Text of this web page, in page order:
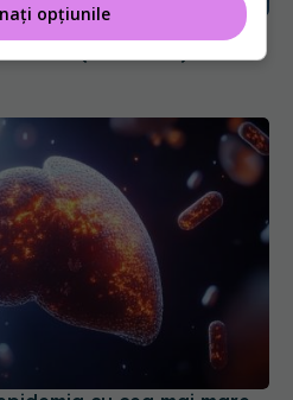
(SANADOR): Stă în
opțiunile